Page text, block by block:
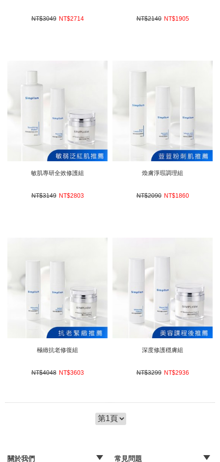
NT$3049 NT$2714 NT$2140 NT$1905
敏肌專研全效修護組
NT$3149 NT$2803
煥膚淨瑕調理組
NT$2090 NT$1860
極緻抗老修復組
NT$4048 NT$3603
深度修護穩膚組
NT$3299 NT$2936
關於我們 常見問題